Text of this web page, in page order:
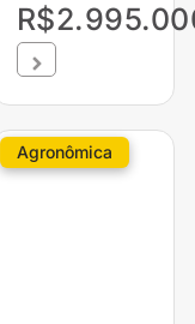
Agronômica